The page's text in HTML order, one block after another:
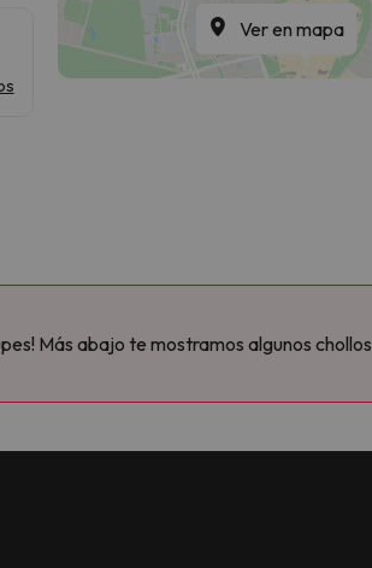
Ver en mapa
Más abajo te mostramos algunos chollos